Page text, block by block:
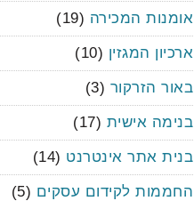
אומנות המכירה (19)
ארכיון המגזין (10)
באור הזרקור (3)
בנימה אישית (17)
בנית אתר אינטרנט (14)
החממות לקידום עסקים (5)